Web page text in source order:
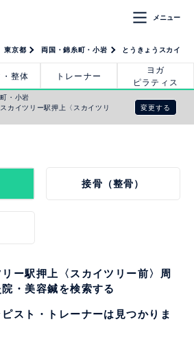
メニュー
東京都 両国・錦糸町・小岩 とうきょうスカイツ
・整体 トレーナー
ヨガ
ピラティス
・小岩
カイツリー駅押上〈スカイツリ
変更する
接骨（整骨）
ー駅押上〈スカイツリー前〉周
・美容鍼を検索する
スト・トレーナーは見つかりま